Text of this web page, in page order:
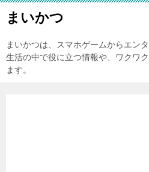
まいかつ
まいかつは、スマホゲームからエン
生活の中で役に立つ情報や、ワクワ
ます。